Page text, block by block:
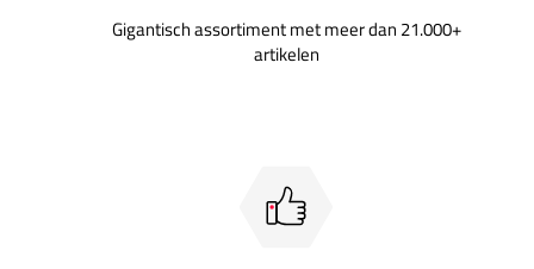
Gigantisch assortiment met meer dan 21.000+
artikelen